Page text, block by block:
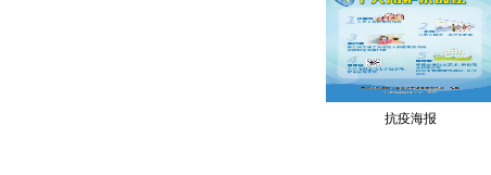
抗疫海报